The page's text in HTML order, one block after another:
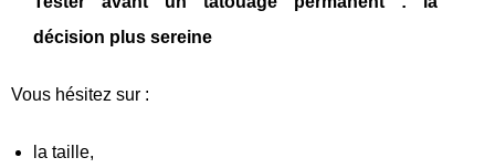
décision plus sereine
Vous hésitez sur :
la taille,